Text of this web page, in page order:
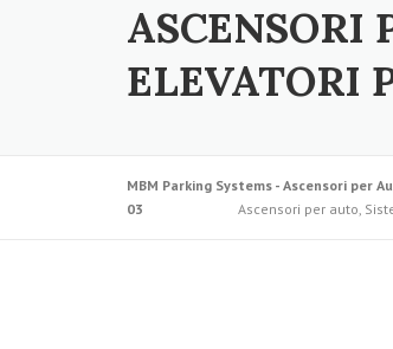
ASCENSORI
ELEVATORI
MBM Parking Systems - Ascensori per
03
Ascensori per auto,